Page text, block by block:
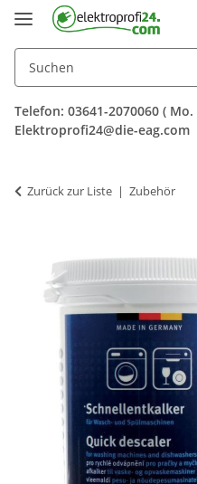
Telefon: 03641-2070060 (
Elektroprofi24@die-eag.com
Zurück zur Liste Zubehör